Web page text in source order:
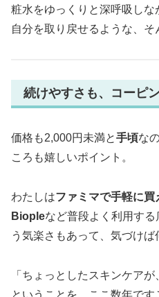
粧水をゆっくりと深呼吸し
自分を取り戻せるような、そ
続けやすさも、コーピ
価格も2,000円未満と手頃な
ころも嬉しいポイント。
わたしはファミマで手軽に
Biopleなど普段よく利用す
う気楽さもあって、気づけば
「ちょっとしたスキンケア
ということを、ここ数年で